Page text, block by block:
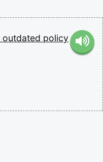
outdated policy